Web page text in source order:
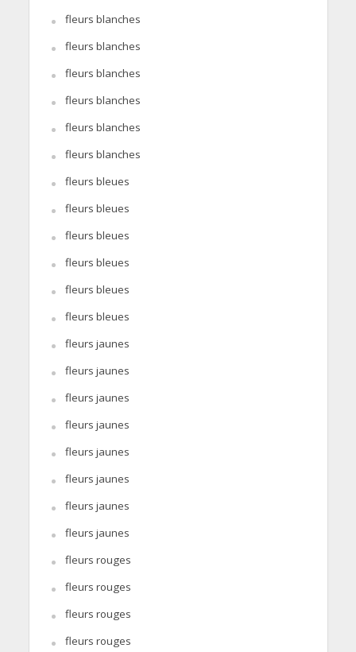
fleurs blanches
fleurs blanches
fleurs blanches
fleurs blanches
fleurs blanches
fleurs blanches
fleurs bleues
fleurs bleues
fleurs bleues
fleurs bleues
fleurs bleues
fleurs bleues
fleurs jaunes
fleurs jaunes
fleurs jaunes
fleurs jaunes
fleurs jaunes
fleurs jaunes
fleurs jaunes
fleurs jaunes
fleurs rouges
fleurs rouges
fleurs rouges
fleurs rouges